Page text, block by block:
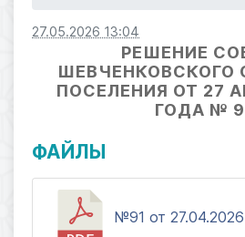
27.05.2026 13:04
РЕШЕНИЕ
ШЕВЧЕНКОВСКОГО
ПОСЕЛЕНИЯ ОТ 27
ГОДА №
ФАЙЛЫ
№91 от